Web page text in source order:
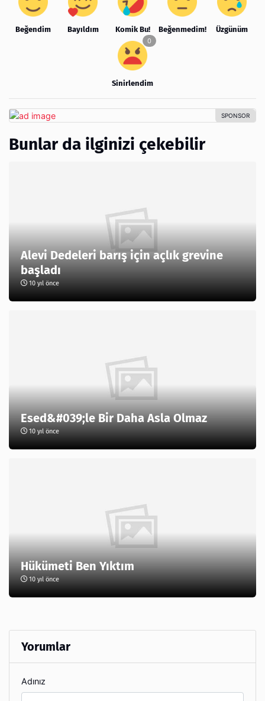
Beğendim Bayıldım Komik Bu! Beğenmedim! Üzgünüm
Sinirlendim
Bunlar da ilginizi çekebilir
Alevi Dedeleri barış için açlık grevine
başladı
10 yıl önce
Esed&#039;le Bir Daha Asla Olmaz
10 yıl önce
Hükümeti Ben Yıktım
10 yıl önce
Yorumlar
Adınız